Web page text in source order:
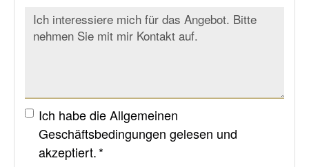
Ich habe dieAllgemeinen
Geschäftsbedingungen gelesen und
akzeptiert. *